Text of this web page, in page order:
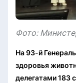
Фото:
На 93-й
здоровья
делегатами 183